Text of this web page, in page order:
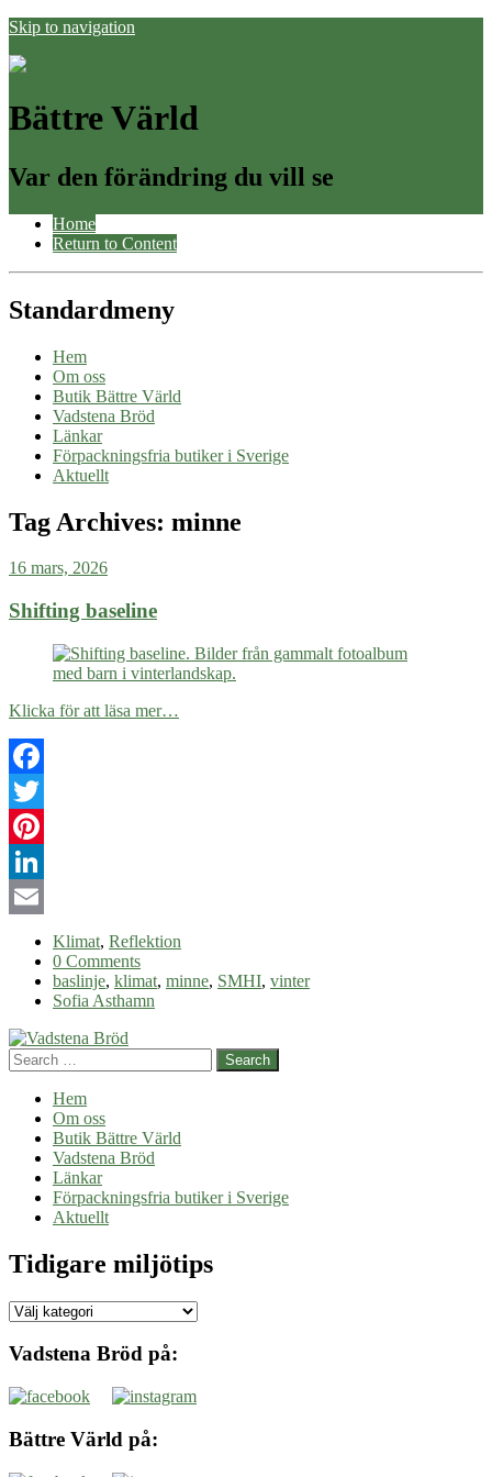
Skip to navigation
Bättre Värld
Var den förändring du vill se
Home
Return to Content
Standardmeny
Hem
Om oss
Butik Bättre Värld
Vadstena Bröd
Länkar
Förpackningsfria butiker i Sverige
Aktuellt
Tag Archives: minne
16 mars, 2026
Shifting baseline
Klicka för att läsa mer…
Facebook
Twitter
Pinterest
LinkedIn
Klimat, Reflektion
0 Comments
baslinje, klimat, minne, SMHI, vinter
Sofia Asthamn
Search
Hem
Om oss
Butik Bättre Värld
Vadstena Bröd
Länkar
Förpackningsfria butiker i Sverige
Aktuellt
Tidigare miljötips
Tidigare
Vadstena Bröd på:
Bättre Värld på: